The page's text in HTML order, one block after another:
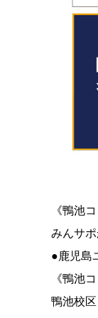
《鴨池
みんサ
●鹿児島
《鴨池
鴨池校